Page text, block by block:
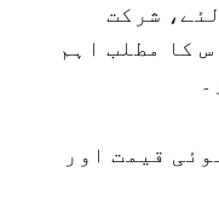
شرکت
کا مطلب اہم
قیمت اور